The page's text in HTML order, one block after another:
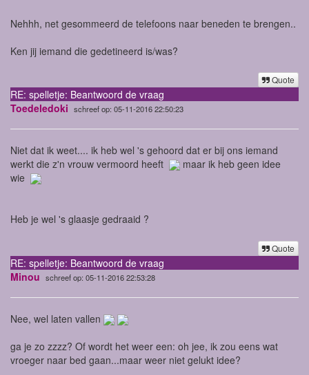
Nehhh, net gesommeerd de telefoons naar beneden te brengen..
Ken jij iemand die gedetineerd is/was?
Quote
RE: spelletje: Beantwoord de vraag
Toedeledoki schreef op: 05-11-2016 22:50:23
Niet dat ik weet.... ik heb wel 's gehoord dat er bij ons iemand
werkt die z'n vrouw vermoord heeft
maar ik heb geen idee
wie
Heb je wel 's glaasje gedraaid ?
Quote
RE: spelletje: Beantwoord de vraag
Minou schreef op: 05-11-2016 22:53:28
Nee, wel laten vallen
ga je zo zzzz? Of wordt het weer een: oh jee, ik zou eens wat
vroeger naar bed gaan...maar weer niet gelukt idee?